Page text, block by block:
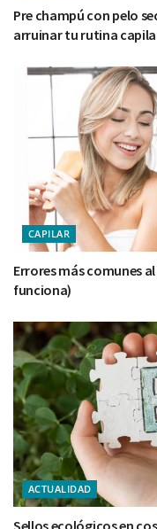
Pre champú con pelo
arruinar tu rutina
CAPILAR
Errores más comunes
funciona)
ACTUALIDAD
Sellos ecológicos en